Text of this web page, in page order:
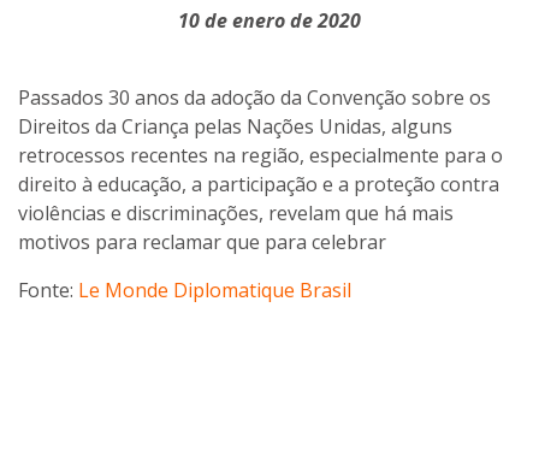
10 de enero de 2020
Passados 30 anos da adoção da Convenção sobre os
Direitos da Criança pelas Nações Unidas, alguns
retrocessos recentes na região, especialmente para o
direito à educação, a participação e a proteção contra
violências e discriminações, revelam que há mais
motivos para reclamar que para celebrar
Fonte: Le Monde Diplomatique Brasil